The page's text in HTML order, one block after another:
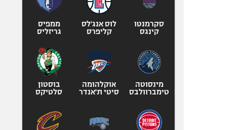
סקרמנטו
קינגס
לוס אנג'לס
קליפרס
ממפיס
גריזליס
מינסוטה
טימברוולבס
אוקלהומה
סיטי ת'אנדר
בוסטון
סלטיקס